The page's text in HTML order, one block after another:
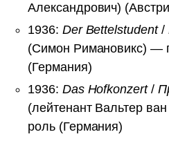
Александрович)
1936: Der Bettelstudent/
(Симон Римановикс) —
(Германия)
1936: Das Hofkonzert/
(лейтенант Вальтер
роль (Германия)